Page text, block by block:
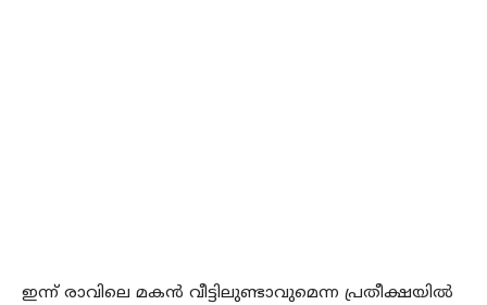
ഇന്ന് രാവിലെ മകന്‍ വീട്ടിലുണ്ടാവുമെന്ന പ്രതീക്ഷയില്‍